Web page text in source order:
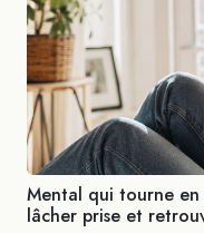
Mental qui tourne
lâcher prise et